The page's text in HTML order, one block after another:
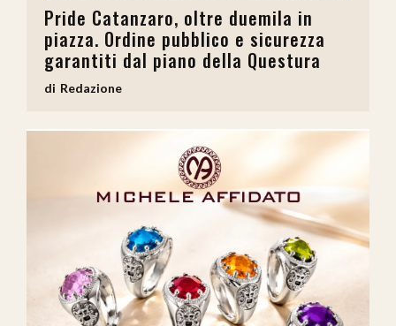
Pride Catanzaro, oltre duemila in
piazza. Ordine pubblico e sicurezza
garantiti dal piano della Questura
Redazione